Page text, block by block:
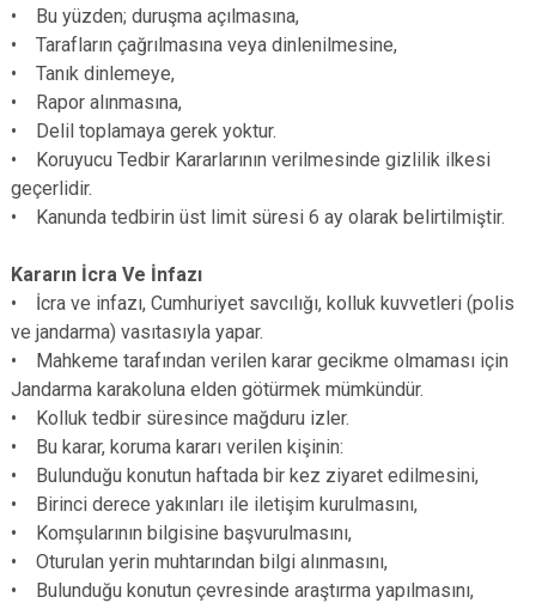
• Bu yüzden; duruşma açılmasına,
• Tarafların çağrılmasına veya dinlenilmesine,
• Tanık dinlemeye,
• Rapor alınmasına,
• Delil toplamaya gerek yoktur.
• Koruyucu Tedbir Kararlarının verilmesinde gizlilik ilkesi
geçerlidir.
• Kanunda tedbirin üst limit süresi 6 ay olarak belirtilmiştir.
Kararın İcra Ve İnfazı
• İcra ve infazı, Cumhuriyet savcılığı, kolluk kuvvetleri (polis
ve jandarma) vasıtasıyla yapar.
• Mahkeme tarafından verilen karar gecikme olmaması için
Jandarma karakoluna elden götürmek mümkündür.
• Kolluk tedbir süresince mağduru izler.
• Bu karar, koruma kararı verilen kişinin:
• Bulunduğu konutun haftada bir kez ziyaret edilmesini,
• Birinci derece yakınları ile iletişim kurulmasını,
• Komşularının bilgisine başvurulmasını,
• Oturulan yerin muhtarından bilgi alınmasını,
• Bulunduğu konutun çevresinde araştırma yapılmasını,